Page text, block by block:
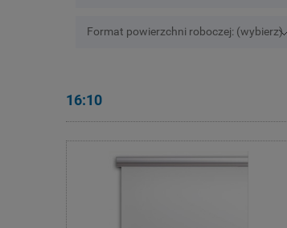
Format powierzchni roboczej: (wybierz)
16:10